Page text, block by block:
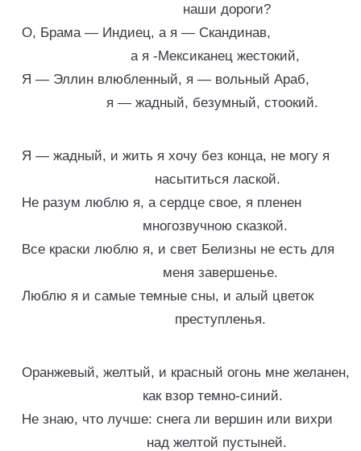
наши дороги?
О, Брама — Индиец, а я — Скандинав,
а я -Мексиканец жестокий,
Я — Эллин влюбленный, я — вольный Араб,
я — жадный, безумный, стоокий.
Я — жадный, и жить я хочу без конца, не могу я
насытиться лаской.
Не разум люблю я, а сердце свое, я пленен
многозвучною сказкой.
Все краски люблю я, и свет Белизны не есть для
меня завершенье.
Люблю я и самые темные сны, и алый цветок
преступленья.
Оранжевый, желтый, и красный огонь мне желанен,
как взор темно-синий.
Не знаю, что лучше: снега ли вершин или вихри
над желтой пустыней.